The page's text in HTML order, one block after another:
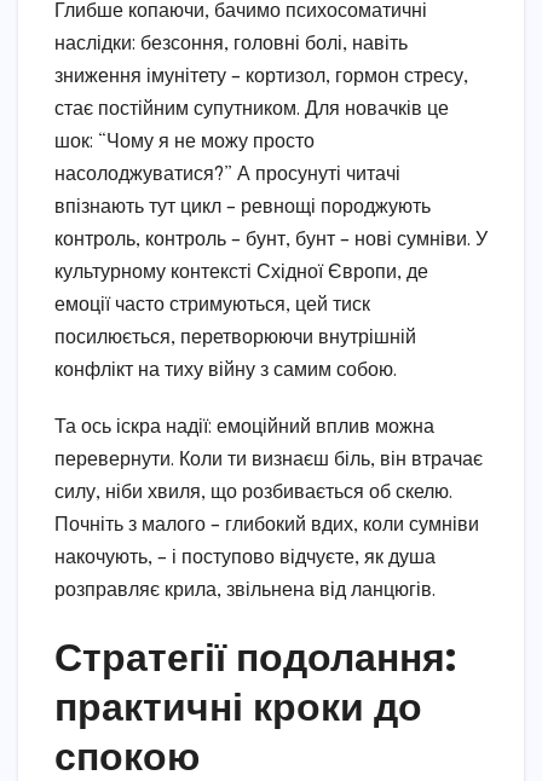
Глибше копаючи, бачимо психосоматичні
наслідки: безсоння, головні болі, навіть
зниження імунітету – кортизол, гормон стресу,
стає постійним супутником. Для новачків це
шок: “Чому я не можу просто
насолоджуватися?” А просунуті читачі
впізнають тут цикл – ревнощі породжують
контроль, контроль – бунт, бунт – нові сумніви. У
культурному контексті Східної Європи, де
емоції часто стримуються, цей тиск
посилюється, перетворюючи внутрішній
конфлікт на тиху війну з самим собою.
Та ось іскра надії: емоційний вплив можна
перевернути. Коли ти визнаєш біль, він втрачає
силу, ніби хвиля, що розбивається об скелю.
Почніть з малого – глибокий вдих, коли сумніви
накочують, – і поступово відчуєте, як душа
розправляє крила, звільнена від ланцюгів.
Стратегії подолання:
практичні кроки до
спокою